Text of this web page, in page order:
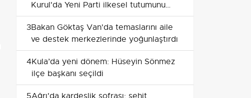
Kurul'da Yeni Parti ilkesel tutumunu
sürdürecek
3Bakan Göktaş Van'da temaslarını aile
ve destek merkezlerinde yoğunlaştırdı
4Kula’da yeni dönem: Hüseyin Sönmez
ilçe başkanı seçildi
5Ağrı'da kardeşlik sofrası: şehit